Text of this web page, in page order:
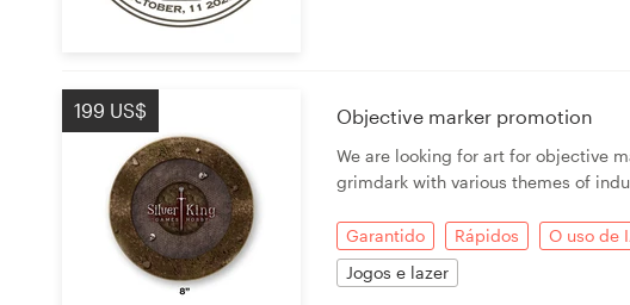
199 US$ Objective marker promotion
We are looking for art for objective
grimdark with various themes of
Garantido Rápidos O uso de
Jogos e lazer
Central de Ajuda